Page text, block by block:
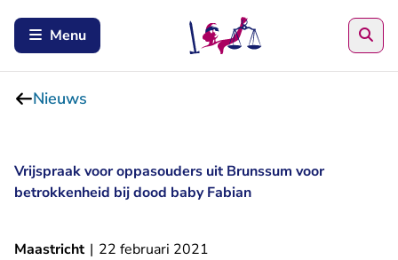
Menu
Nieuws
Vrijspraak voor oppasouders uit Brunssum voor
betrokkenheid bij dood baby Fabian
Maastricht | 22 februari 2021